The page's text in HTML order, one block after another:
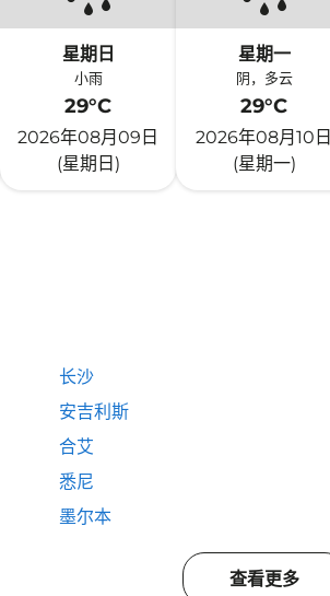
星期日
小雨
29°C
2026年08月09日
(星期日)
星期一
阴，多云
29°C
2026年08月10日
(星期一)
长沙
安吉利斯
合艾
悉尼
墨尔本
查看更多